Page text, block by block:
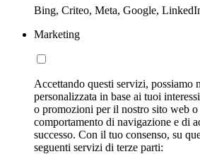
Bing, Criteo, Meta, Google,
Marketing
Accettando questi servizi, possiamo
personalizzata in base ai tuoi
o promozioni per il nostro sito web
comportamento di navigazione e di
successo. Con il tuo consenso, su
seguenti servizi di terze parti: